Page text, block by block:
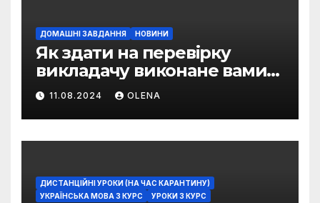
ДОМАШНІ ЗАВДАННЯ НОВИНИ
Як здати на перевірку
викладачу виконане вами
домашнє завдання
11.08.2024 OLENA
ДИСТАНЦІЙНІ УРОКИ (НА ЧАС КАРАНТИНУ)
УКРАЇНСЬКА МОВА 3 КУРС
УРОКИ 3 КУРС